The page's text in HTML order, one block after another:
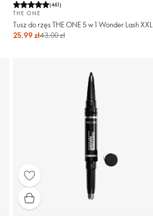
(461)
THE ONE
Tusz do rzęs THE ONE 5 w 1 Wonder Lash XXL
25,99 zł43,00 zł